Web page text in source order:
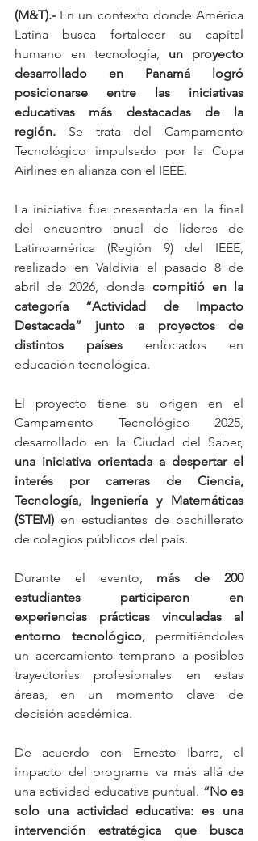
(M&T).- En un contexto donde América
Latina busca fortalecer su capital
humano en tecnología, un proyecto
desarrollado en Panamá logró
posicionarse entre las iniciativas
educativas más destacadas de la
región. Se trata del Campamento
Tecnológico impulsado por la Copa
Airlines en alianza con el IEEE.
La iniciativa fue presentada en la final
del encuentro anual de líderes de
Latinoamérica (Región 9) del IEEE,
realizado en Valdivia el pasado 8 de
abril de 2026, donde compitió en la
categoría “Actividad de Impacto
Destacada” junto a proyectos de
distintos países enfocados en
educación tecnológica.
El proyecto tiene su origen en el
Campamento Tecnológico 2025,
una iniciativa orientada a despertar el
interés por carreras de Ciencia,
Tecnología, Ingeniería y Matemáticas
(STEM) en estudiantes de bachillerato
de colegios públicos del país.
Durante el evento, más de 200
estudiantes participaron en
experiencias prácticas vinculadas al
entorno tecnológico, permitiéndoles
un acercamiento temprano a posibles
trayectorias profesionales en estas
áreas, en un momento clave de
decisión académica.
De acuerdo con Ernesto Ibarra, el
impacto del programa va más allá de
una actividad educativa puntual. “No es
solo una actividad educativa: es una
intervención estratégica que busca